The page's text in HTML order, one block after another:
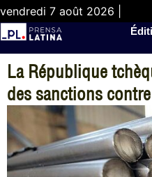
vendredi 7 août 2026 |
La République
des sanctions